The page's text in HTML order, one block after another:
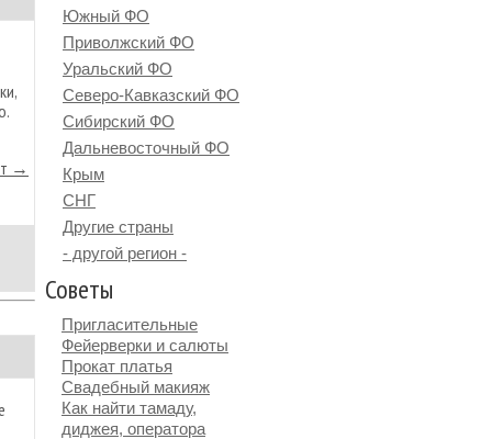
→
Южный ФО
Приволжский ФО
Уральский ФО
Северо-Кавказский ФО
Сибирский ФО
Дальневосточный ФО
Крым
СНГ
Другие страны
- другой регион -
Советы
Пригласительные
Фейерверки и салюты
Прокат платья
Свадебный макияж
Как найти тамаду,
диджея, оператора